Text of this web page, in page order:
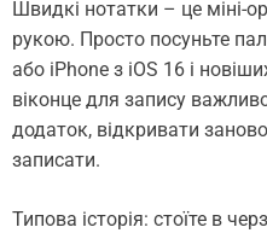
Швидкі нотатки – це міні-
рукою. Просто посуньте
або iPhone з iOS 16 і
віконце для запису
додаток, відкривати
записати.
Типова історія: стоїте в